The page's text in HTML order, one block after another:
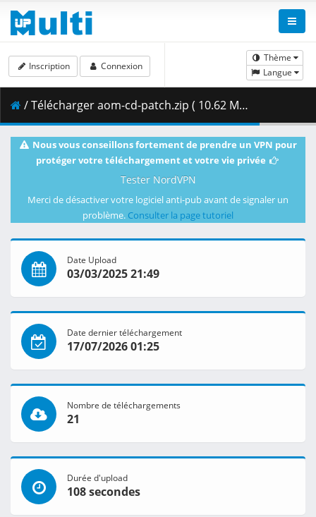
Thème
Langue
Inscription Connexion
/ Télécharger aom-cd-patch.zip ( 10.62 MB )
Nous vous conseillons fortement de prendre un VPN pour
protéger votre téléchargement et votre vie privée
Tester NordVPN
Merci de désactiver votre logiciel anti-pub avant de signaler un
problème. Consulter la page tutoriel
Date Upload
03/03/2025 21:49
Date dernier téléchargement
17/07/2026 01:25
Nombre de téléchargements
21
Durée d'upload
108 secondes